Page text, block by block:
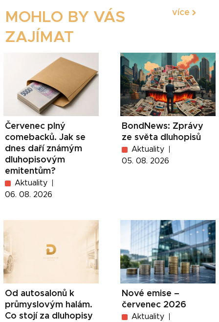
MOHLO BY VÁS
ZAJÍMAT
více
Červenec plný
comebacků. Jak se
dnes daří známým
dluhopisovým
emitentům?
Aktuality
06. 08. 2026
BondNews: Zprávy
ze světa dluhopisů
Aktuality
05. 08. 2026
Od autosalonů k
průmyslovým halám.
Co stojí za dluhopisy
Nové emise –
červenec 2026
Aktuality